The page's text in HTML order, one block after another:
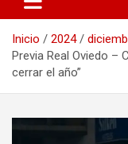
Inicio 2024
Previa Real Oviedo –
cerrar el año”